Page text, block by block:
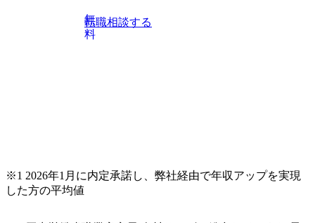
ル・
導入コ
AIや
無
料
転職相談する
※1 2026年1月に内定承諾し、弊社経由で年収アップを実現
した方の平均値